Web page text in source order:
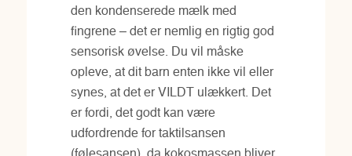
den kondenserede mælk med
fingrene – det er nemlig en rigtig god
sensorisk øvelse. Du vil måske
opleve, at dit barn enten ikke vil eller
synes, at det er VILDT ulækkert. Det
er fordi, det godt kan være
udfordrende for taktilsansen